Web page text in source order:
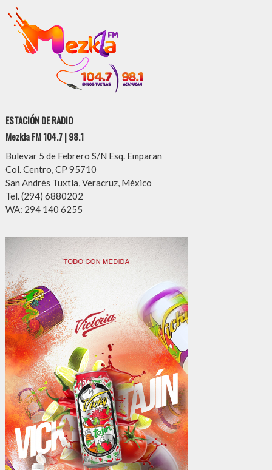
ESTACIÓN DE RADIO
Mezkla FM 104.7 | 98.1
Bulevar 5 de Febrero S/N Esq. Emparan
Col. Centro, CP 95710
San Andrés Tuxtla, Veracruz, México
Tel. (294) 6880202
WA: 294 140 6255